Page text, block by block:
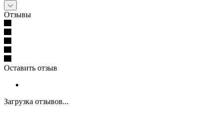
Отзывы
Оставить отзыв
Загрузка отзывов...